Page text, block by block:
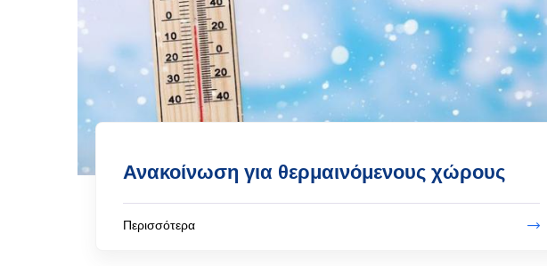
Ανακοίνωση για θερμαινόμενους χώρους
Περισσότερα